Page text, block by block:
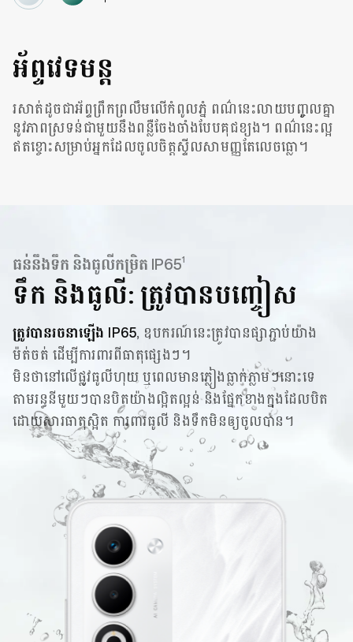
អ័ព្ទវេទមន្ត
រសាត់ដូចជាអ័ព្ទព្រឹកព្រលឹមលើកំពូលភ្នំ ពណ៌នេះលាយបញ្ចូលគ្នា
នូវភាពស្រទន់ជាមួយនឹងពន្លឺចែងចាំងបែបគុជខ្យង។ ពណ៌នេះល្អ
ឥតខ្ចោះសម្រាប់អ្នកដែលចូលចិត្តស្ទីលសាមញ្ញតែលេចធ្លោ។
ធន់នឹងទឹក និងធូលីកម្រិត IP651
ទឹក និងធូលី: ត្រូវបានបញ្ចៀស
ត្រូវបានរចនាឡើង IP65, ឧបករណ៍នេះត្រូវបានផ្សាភ្ជាប់យ៉ាង
ម៉ត់ចត់ ដើម្បីការពារពីធាតុផ្សេងៗ។
មិនថានៅលើផ្លូវធូលីហុយ ឬពេលមានភ្លៀងធ្លាក់ភ្លាមៗនោះទេ
តាមរន្ធនីមួយៗបានបិតយ៉ាងល្អិតល្អន់ និងផ្នែកខាងក្នុងដែលបិត
ដោយសារធាតុស្អិត ការពារធូលី និងទឹកមិនឲ្យចូលបាន។